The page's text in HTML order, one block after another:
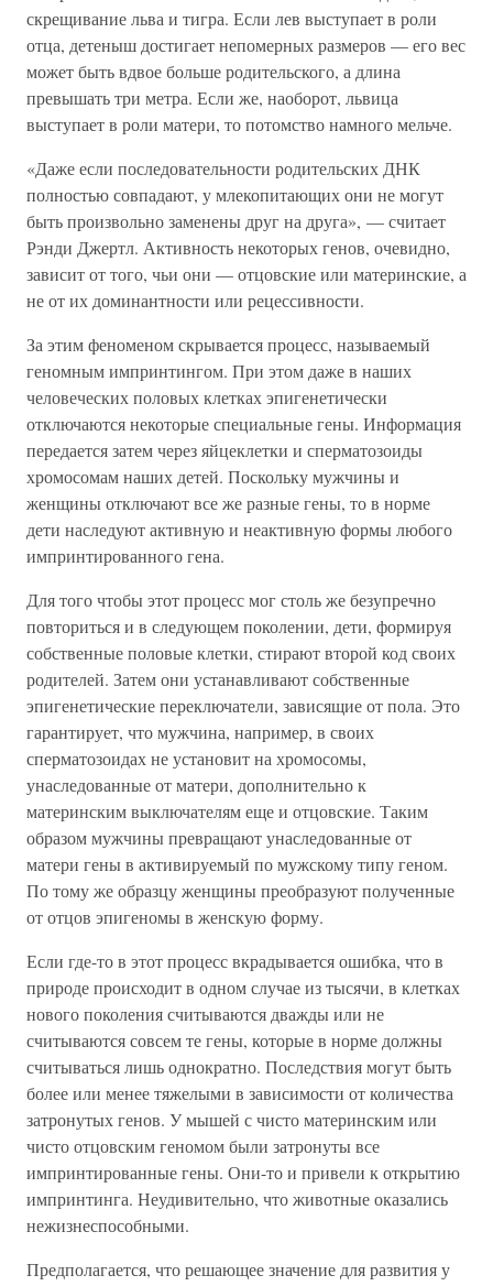
скрещивание льва и тигра. Если лев выступает в роли
отца, детеныш достигает непомерных размеров — его вес
может быть вдвое больше родительского, а длина
превышать три метра. Если же, наоборот, львица
выступает в роли матери, то потомство намного мельче.
«Даже если последовательности родительских ДНК
полностью совпадают, у млекопитающих они не могут
быть произвольно заменены друг на друга», — считает
Рэнди Джертл. Активность некоторых генов, очевидно,
зависит от того, чьи они — отцовские или материнские, а
не от их доминантности или рецессивности.
За этим феноменом скрывается процесс, называемый
геномным импринтингом. При этом даже в наших
человеческих половых клетках эпигенетически
отключаются некоторые специальные гены. Информация
передается затем через яйцеклетки и сперматозоиды
хромосомам наших детей. Поскольку мужчины и
женщины отключают все же разные гены, то в норме
дети наследуют активную и неактивную формы любого
импринтированного гена.
Для того чтобы этот процесс мог столь же безупречно
повториться и в следующем поколении, дети, формируя
собственные половые клетки, стирают второй код своих
родителей. Затем они устанавливают собственные
эпигенетические переключатели, зависящие от пола. Это
гарантирует, что мужчина, например, в своих
сперматозоидах не установит на хромосомы,
унаследованные от матери, дополнительно к
материнским выключателям еще и отцовские. Таким
образом мужчины превращают унаследованные от
матери гены в активируемый по мужскому типу геном.
По тому же образцу женщины преобразуют полученные
от отцов эпигеномы в женскую форму.
Если где-то в этот процесс вкрадывается ошибка, что в
природе происходит в одном случае из тысячи, в клетках
нового поколения считываются дважды или не
считываются совсем те гены, которые в норме должны
считываться лишь однократно. Последствия могут быть
более или менее тяжелыми в зависимости от количества
затронутых генов. У мышей с чисто материнским или
чисто отцовским геномом были затронуты все
импринтированные гены. Они-то и привели к открытию
импринтинга. Неудивительно, что животные оказались
нежизнеспособными.
Предполагается, что решающее значение для развития у